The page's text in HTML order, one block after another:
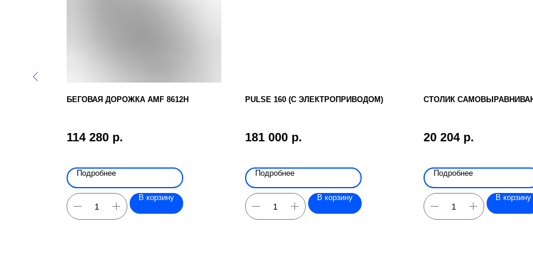
БЕГОВАЯ ДОРОЖКА AMF 8612H
114 280 р.
Подробнее
В корзину
PULSE 160 (С ЭЛЕКТРОПРИВОДОМ)
181 000 р.
Подробнее
В корзину
СТОЛИК
20 204 р.
Подробнее
В корзину